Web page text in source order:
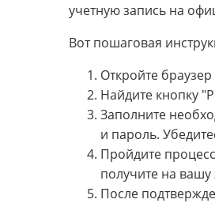
учетную запись на
Вот пошаговая
Откройте
Найдите кнопку
Заполните
и пароль.
Пройдите
получите на вашу
После